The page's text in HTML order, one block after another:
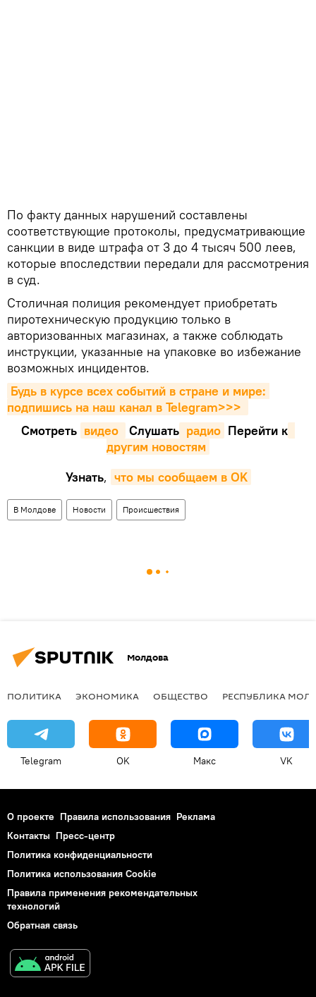
По факту данных нарушений составлены
соответствующие протоколы, предусматривающие
санкции в виде штрафа от 3 до 4 тысяч 500 леев,
которые впоследствии передали для рассмотрения
в суд.
Cтоличная полиция рекомендует приобретать
пиротехническую продукцию только в
авторизованных магазинах, а также соблюдать
инструкции, указанные на упаковке во избежание
возможных инцидентов.
Будь в курсе всех событий в стране и мире:
подпишись на наш канал в Telegram>>>
Смотреть видео Cлушать радио Перейти к
другим новостям
Узнать, что мы сообщаем в OK
В Молдове Новости Происшествия
Молдова
ПОЛИТИКА ЭКОНОМИКА ОБЩЕСТВО РЕСПУБЛИКА
Telegram OK Макс VK
О проекте Правила использования Реклама
Контакты Пресс-центр
Политика конфиденциальности
Политика использования Cookie
Правила применения рекомендательных
технологий
Обратная связь